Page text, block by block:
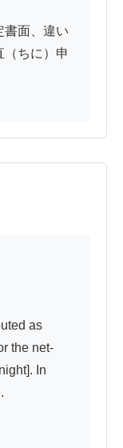
書面、違い
（ちに）申
as
the net-
In